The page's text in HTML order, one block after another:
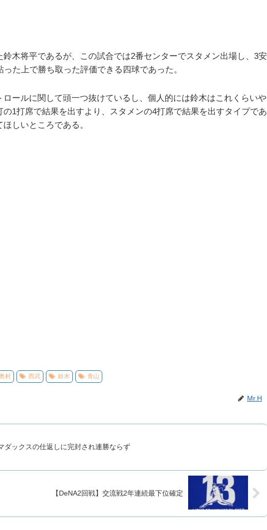
木将平であるが、この試合では2番センターでスタメン出場し、3安
た上で勝ち取った評価できる四球であった。
ロールに関して頭一つ抜けているし、個人的には鈴木はこれくらいや
1打席で結果を出すより、スタメンの4打席で結果を出すタイプであ
しいところである。
村 西武 鈴木 青山
Mr.H
ダックスの仕返しに完封され連勝ならず
【DeNA2回戦】交流戦2年連続最下位確定